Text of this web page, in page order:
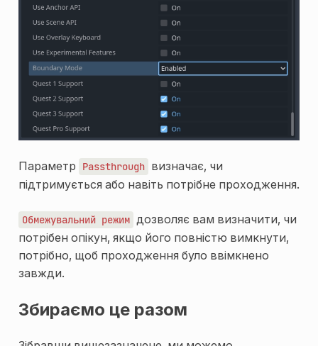
Параметр Passthrough визначає, чи
підтримується або навіть потрібне проходження.
Обмежувальний режим дозволяє вам визначити, чи
потрібен опікун, якщо його повністю вимкнути,
потрібно, щоб проходження було ввімкнено
завжди.
Збираємо це разом